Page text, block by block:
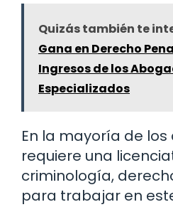
Quizás también te
Gana en Derecho
Ingresos de los
Especializados
En la mayoría de los
requiere una
criminología,
para trabajar en